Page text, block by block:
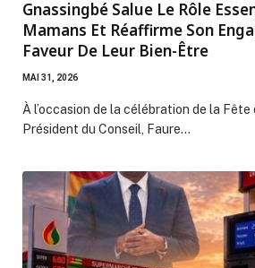
Gnassingbé Salue Le Rôle
Mamans Et Réaffirme Son
Faveur De Leur Bien-Être
MAI 31, 2026
À l’occasion de la célébration de la Fête
Président du Conseil, Faure…